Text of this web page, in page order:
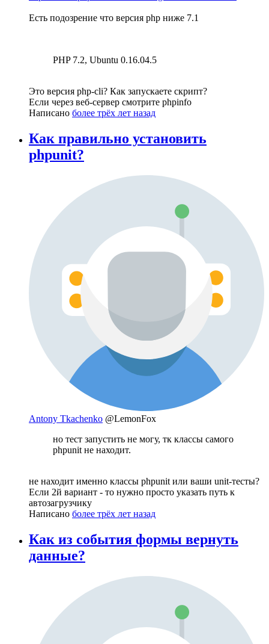
Есть подозрение что версия php ниже 7.1
PHP 7.2, Ubuntu 0.16.04.5
Это версия php-cli? Как запускаете скрипт?
Если через веб-сервер смотрите phpinfo
Написано более трёх лет назад
Как правильно установить
phpunit?
Antony Tkachenko @LemonFox
но тест запустить не могу, тк классы самого
phpunit не находит.
не находит именно классы phpunit или ваши unit-тесты?
Если 2й вариант - то нужно просто указать путь к
автозагрузчику
Написано более трёх лет назад
Как из события формы вернуть
данные?